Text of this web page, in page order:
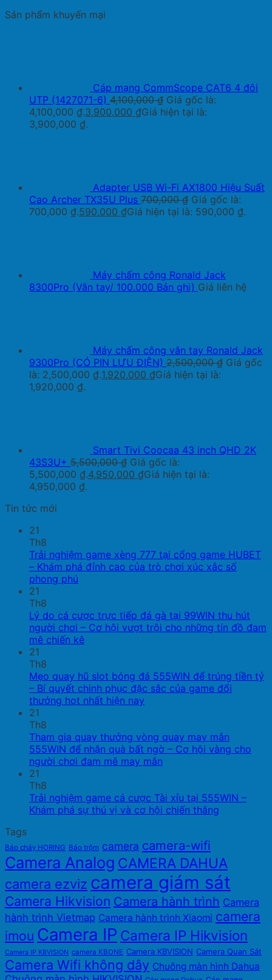
Sản phẩm khuyến mại
Cáp mạng CommScope CAT6 4 đôi
UTP (1427071-6) 4,100,000₫ Giá gốc là:
4,100,000 ₫.3,900,000 ₫Giá hiện tại là:
3,900,000 ₫.
Adapter USB Wi-Fi AX1800 Hiệu Suất
Cao Archer TX35U Plus 700,000₫ Giá gốc là:
700,000 ₫.590,000 ₫Giá hiện tại là: 590,000 ₫.
Máy chấm công Ronald Jack
8300Pro (Vân tay/ 100.000 Bản ghi) Giá liên hệ
Máy chấm công vân tay Ronald Jack
9300Pro (CÓ PIN LƯU ĐIỆN) 2,500,000₫ Giá gốc
là: 2,500,000 ₫.1,920,000 ₫Giá hiện tại là:
1,920,000 ₫.
Smart Tivi Coocaa 43 inch QHD 2K
43S3U+ 5,500,000₫ Giá gốc là:
5,500,000 ₫.4,950,000 ₫Giá hiện tại là:
4,950,000 ₫.
Tin tức mới
21
Th8
Trải nghiệm game xèng 777 tại cổng game HUBET
– Khám phá đỉnh cao của trò chơi xúc xắc số
phong phú
21
Th8
Lý do cá cược trực tiếp đá gà tại 99WIN thu hút
người chơi – Cơ hội vượt trội cho những tín đồ đam
mê chiến kê
21
Th8
Mẹo quay hũ slot bóng đá 555WIN để trúng tiền tỷ
– Bí quyết chinh phục đặc sắc của game đổi
thưởng hot nhất hiện nay
21
Th8
Tham gia quay thưởng vòng quay may mắn
555WIN để nhận quà bất ngờ – Cơ hội vàng cho
người chơi đam mê may mắn
21
Th8
Trải nghiệm game cá cược Tài xỉu tại 555WIN –
Khám phá sự thú vị và cơ hội chiến thắng
Tags
Báo cháy HORING Báo trộm camera camera-wifi
Camera Analog CAMERA DAHUA
camera ezviz camera giám sát
Camera Hikvision Camera hành trình Camera
hành trình Vietmap Camera hành trình Xiaomi camera
imou Camera IP Camera IP Hikvision
Camera IP KBVISION camera KBONE Camera KBVISION Camera Quan Sát
Camera Wifi không dây Chuông màn hình Dahua